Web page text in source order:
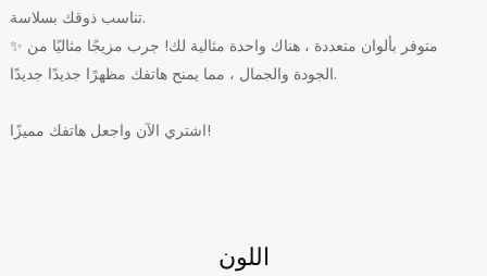
تناسب ذوقك بسلاسة.
✨ متوفر بألوان متعددة ، هناك واحدة مثالية لك! جرب مزيجًا مثاليًا من
الجودة والجمال ، مما يمنح هاتفك مظهرًا جديدًا جديدًا.
اشتري الآن واجعل هاتفك مميزًا!
اللون